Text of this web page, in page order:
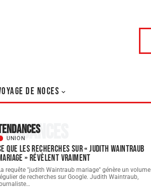
DE NOCES
UNION
que les recherches sur « judith Waintraub
» révèlent vraiment
requête "judith Waintraub mariage" génère un volume
de recherches sur Google. Judith Waintraub,
…